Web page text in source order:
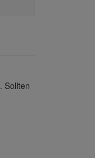
. Sollten